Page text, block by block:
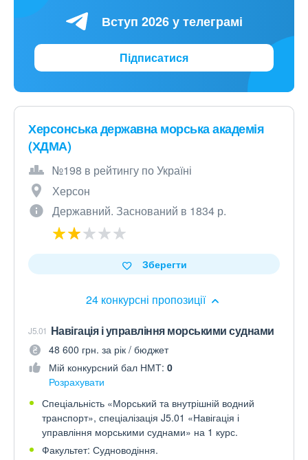
Вступ 2026 у телеграмі
Підписатися
Херсонська державна морська академія
(ХДМА)
№198 в рейтингу по Україні
Херсон
Державний. Заснований в 1834 р.
24 конкурсні пропозиції
Зберегти
J5.01 Навігація і управління морськими суднами
48 600 грн. за рік / бюджет
Мій конкурсний бал НМТ: 0
Розрахувати
Спеціальність «Морський та внутрішній водний
транспорт», спеціалізація J5.01 «Навігація і
управління морськими суднами» на 1 курс.
Факультет: Судноводіння.